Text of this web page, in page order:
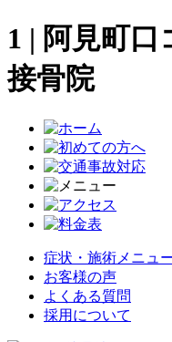
1 | 阿見町
接骨院
症状・施術メニュ
お客様の声
よくある質問
採用について